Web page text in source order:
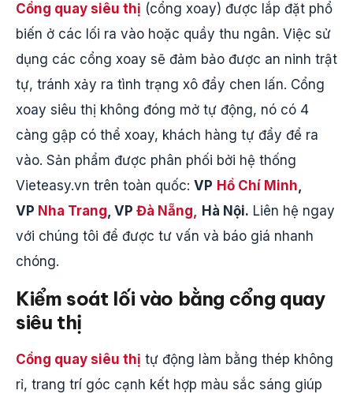
Cổng quay siêu thị (cổng xoay) được lắp đặt phổ
biến ở các lối ra vào hoặc quầy thu ngân. Việc sử
dụng các cổng xoay sẽ đảm bảo được an ninh trật
tự, tránh xảy ra tình trạng xô đẩy chen lấn. Cổng
xoay siêu thị không đóng mở tự động, nó có 4
càng gập có thể xoay, khách hàng tự đẩy để ra
vào. Sản phẩm được phân phối bởi hệ thống
Vieteasy.vn trên toàn quốc: VP Hồ Chí Minh,
VP Nha Trang, VP Đà Nẵng, Hà Nội. Liên hệ ngay
với chúng tôi để được tư vấn và báo giá nhanh
chóng.
Kiểm soát lối vào bằng cổng quay
siêu thị
Cổng quay siêu thị tự động làm bằng thép không
rỉ, trang trí góc cạnh kết hợp màu sắc sáng giúp